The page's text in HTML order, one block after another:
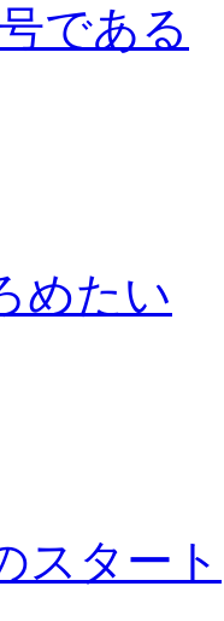
である
めたい
スタート